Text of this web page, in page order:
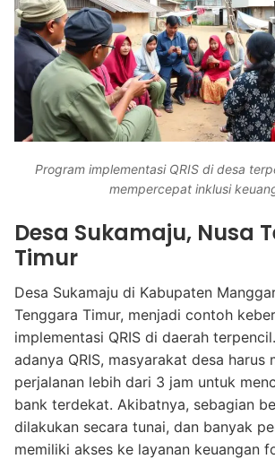
Program implementasi QRIS di desa
mempercepat inklusi
Desa Sukamaju, Nusa
Timur
Desa Sukamaju di Kabupaten
Tenggara Timur, menjadi contoh
implementasi QRIS di daerah
adanya QRIS, masyarakat desa harus
perjalanan lebih dari 3 jam untuk
bank terdekat. Akibatnya, sebagian
dilakukan secara tunai, dan banyak
memiliki akses ke layanan keuangan